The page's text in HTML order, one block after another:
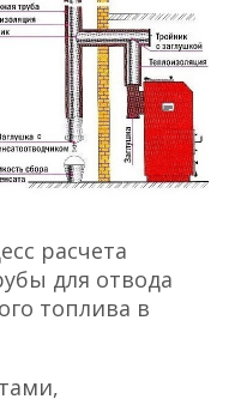
расчета
для отвода
топлива в